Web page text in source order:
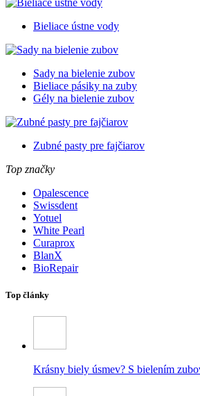
Bieliace ústne vody
Sady na bielenie zubov
Bieliace pásiky na zuby
Gély na bielenie zubov
Zubné pasty pre fajčiarov
Top značky
Opalescence
Swissdent
Yotuel
White Pearl
Curaprox
BlanX
BioRepair
Top články
Krásny biely úsmev? S bielením